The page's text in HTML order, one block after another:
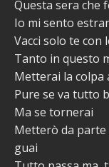
Questa sera che
Io mi sento
Vacci solo te con
Tanto in questo
Metterai la colpa
Pure se va tutto
Ma se tornerai
Metterò da
guai